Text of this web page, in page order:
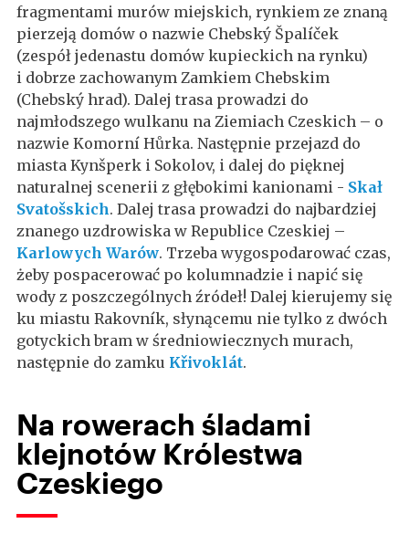
fragmentami murów miejskich, rynkiem ze znaną
pierzeją domów o nazwie Chebský Špalíček
(zespół jedenastu domów kupieckich na rynku)
i dobrze zachowanym Zamkiem Chebskim
(Chebský hrad). Dalej trasa prowadzi do
najmłodszego wulkanu na Ziemiach Czeskich – o
nazwie Komorní Hůrka. Następnie przejazd do
miasta Kynšperk i Sokolov, i dalej do pięknej
naturalnej scenerii z głębokimi kanionami - Skał
Svatošskich. Dalej trasa prowadzi do najbardziej
znanego uzdrowiska w Republice Czeskiej –
Karlowych Warów. Trzeba wygospodarować czas,
żeby pospacerować po kolumnadzie i napić się
wody z poszczególnych źródeł! Dalej kierujemy się
ku miastu Rakovník, słynącemu nie tylko z dwóch
gotyckich bram w średniowiecznych murach,
następnie do zamku Křivoklát.
Na rowerach śladami
klejnotów Królestwa
Czeskiego